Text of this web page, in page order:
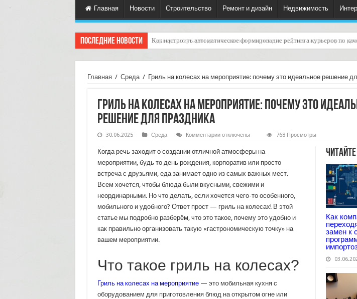
Главная Новости Строительство Ремонт и дизайн Недвижимость
Последние новости Как настроить автоматическое формирование рейтинга курьеров по
Главная / Среда / Гриль на колесах на мероприятие: почему это идеальное решение
Гриль на колесах на мероприятие: почему это
решение для праздника
30.06.2025 Среда Комментариик
на
колесах
на
мероприятие:
это
идеальное
решение
для
праздника
отключены 768 Просмотры
Как
замен к
Когда речь заходит о создании отличной атмосферы на
мероприятии, будь то день рождения, корпоратив или просто
встреча с друзьями, еда занимает одно из самых важных мест.
Всем хочется, чтобы блюда были вкусными, свежими и
неординарными. Но что делать, если хочется чего-то особенного,
мобильного и удобного? Ответ прост — гриль на колесах! В этой
статье мы подробно разберём, что это такое, почему это удобно и
как правильно организовать такую «гастрономическую точку» на
вашем мероприятии.
Что такое гриль на колесах?
Гриль на колесах на мероприятие— это мобильная кухня с
оборудованием для приготовления блюд на открытом огне или